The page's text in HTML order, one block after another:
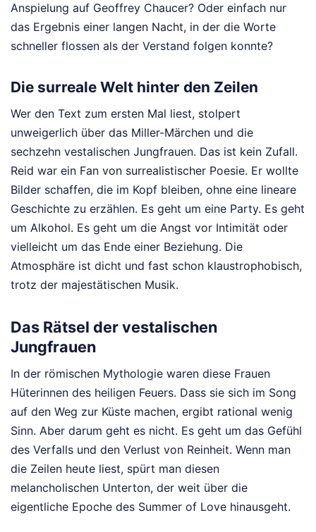
Anspielung auf Geoffrey Chaucer? Oder einfach nur
das Ergebnis einer langen Nacht, in der die Worte
schneller flossen als der Verstand folgen konnte?
Die surreale Welt hinter den Zeilen
Wer den Text zum ersten Mal liest, stolpert
unweigerlich über das Miller-Märchen und die
sechzehn vestalischen Jungfrauen. Das ist kein Zufall.
Reid war ein Fan von surrealistischer Poesie. Er wollte
Bilder schaffen, die im Kopf bleiben, ohne eine lineare
Geschichte zu erzählen. Es geht um eine Party. Es geht
um Alkohol. Es geht um die Angst vor Intimität oder
vielleicht um das Ende einer Beziehung. Die
Atmosphäre ist dicht und fast schon klaustrophobisch,
trotz der majestätischen Musik.
Das Rätsel der vestalischen
Jungfrauen
In der römischen Mythologie waren diese Frauen
Hüterinnen des heiligen Feuers. Dass sie sich im Song
auf den Weg zur Küste machen, ergibt rational wenig
Sinn. Aber darum geht es nicht. Es geht um das Gefühl
des Verfalls und den Verlust von Reinheit. Wenn man
die Zeilen heute liest, spürt man diesen
melancholischen Unterton, der weit über die
eigentliche Epoche des Summer of Love hinausgeht.